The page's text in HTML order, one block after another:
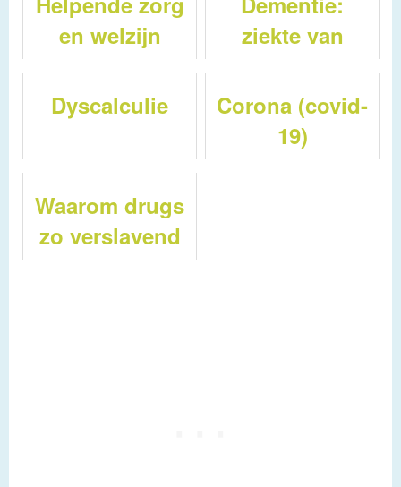
en welzijn
ziekte van
Dyscalculie
Corona (covid-
19)
Waarom drugs
zo verslavend